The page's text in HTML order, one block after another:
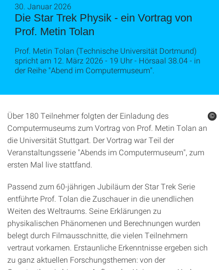
Die Star Trek Physik - ein Vortrag von
Prof. Metin Tolan
30. Januar 2026
Prof. Metin Tolan (Technische Universität Dortmund)
spricht am 12. März 2026 - 19 Uhr - Hörsaal 38.04 - in
der Reihe "Abend im Computermuseum".
Über 180 Teilnehmer folgten der Einladung des
Computermuseums zum Vortrag von Prof. Metin Tolan an
die Universität Stuttgart. Der Vortrag war Teil der
Veranstaltungsserie "Abends im Computermuseum", zum
ersten Mal live stattfand.
Passend zum 60-jährigen Jubiläum der Star Trek Serie
entführte Prof. Tolan die Zuschauer in die unendlichen
Weiten des Weltraums. Seine Erklärungen zu
physikalischen Phänomenen und Berechnungen wurden
belegt durch Filmausschnitte, die vielen Teilnehmern
vertraut vorkamen. Erstaunliche Erkenntnisse ergeben sich
zu ganz aktuellen Forschungsthemen: von der
©
©